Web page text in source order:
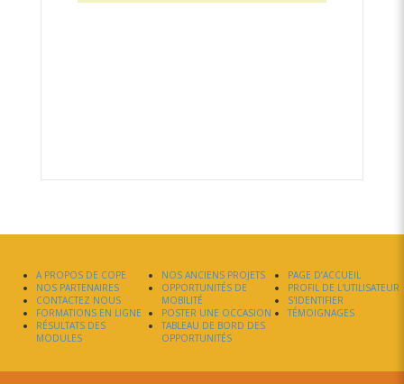
A PROPOS DE COPE
NOS PARTENAIRES
CONTACTEZ NOUS
FORMATIONS EN LIGNE
RÉSULTATS DES
MODULES
NOS ANCIENS PROJETS
OPPORTUNITÉS DE
MOBILITÉ
POSTER UNE OCCASION
TABLEAU DE BORD DES
OPPORTUNITÉS
PAGE D’ACCUEIL
PROFIL DE L'UTILISATEUR
S'IDENTIFIER
TÉMOIGNAGES